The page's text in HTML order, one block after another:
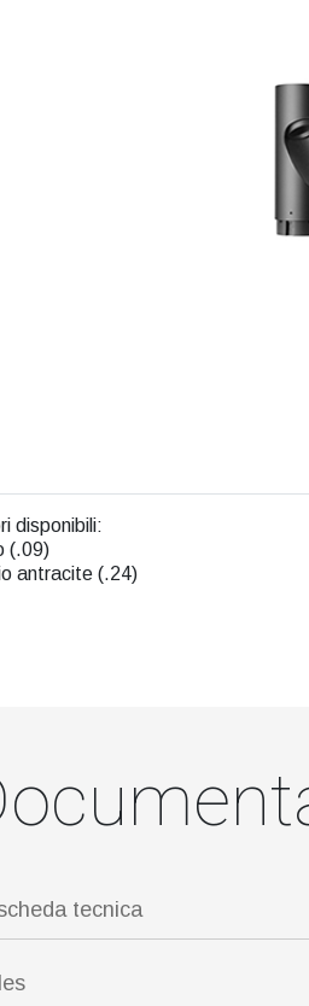
disponibili:
(.09)
antracite (.24)
tecnica
Ies